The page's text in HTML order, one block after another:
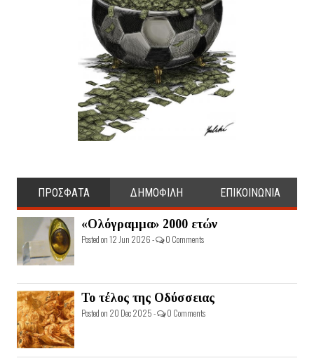
ΠΡΟΣΦΑΤΑ ΔΗΜΟΦΙΛΗ ΕΠΙΚΟΙΝΩΝΙΑ
«Ολόγραμμα» 2000 ετών
Posted on 12 Jun 2026 - 0 Comments
Το τέλος της Οδύσσειας
Posted on 20 Dec 2025 - 0 Comments